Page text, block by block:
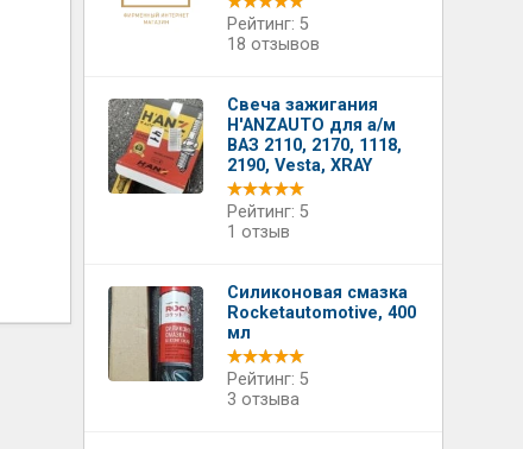
Рейтинг: 5
18 отзывов
Свеча зажигания
H'ANZAUTO для а/м
ВАЗ 2110, 2170, 1118,
2190, Vesta, XRAY
Рейтинг: 5
1 отзыв
Силиконовая смазка
Rocketautomotive, 400
мл
Рейтинг: 5
3 отзыва